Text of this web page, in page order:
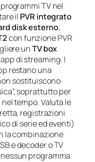
TV nel
il PVR integrato
disk esterno,
con funzione PVR
unTV box
di streaming. I
restano una
sostituiscono
soprattutto per
tempo. Valuta le
registrazioni
di serie ed eventi)
la combinazione
e decoder o TV
programma